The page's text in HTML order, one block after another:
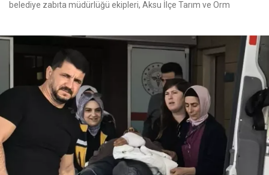
belediye zabıta müdürlüğü ekipleri, Aksu İlçe Tarım ve Orm